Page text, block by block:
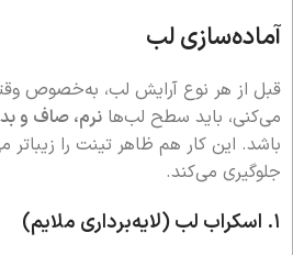
آماده‌سازی لب
قبل از هر نوع آرایش لب، به‌خصوص
می‌کنی، باید سطح لب‌ها نرم، صاف و
باشد. این کار هم ظاهر تینت را
جلوگیری می‌کند.
۱. اسکراب لب (لایه‌برداری ملایم)